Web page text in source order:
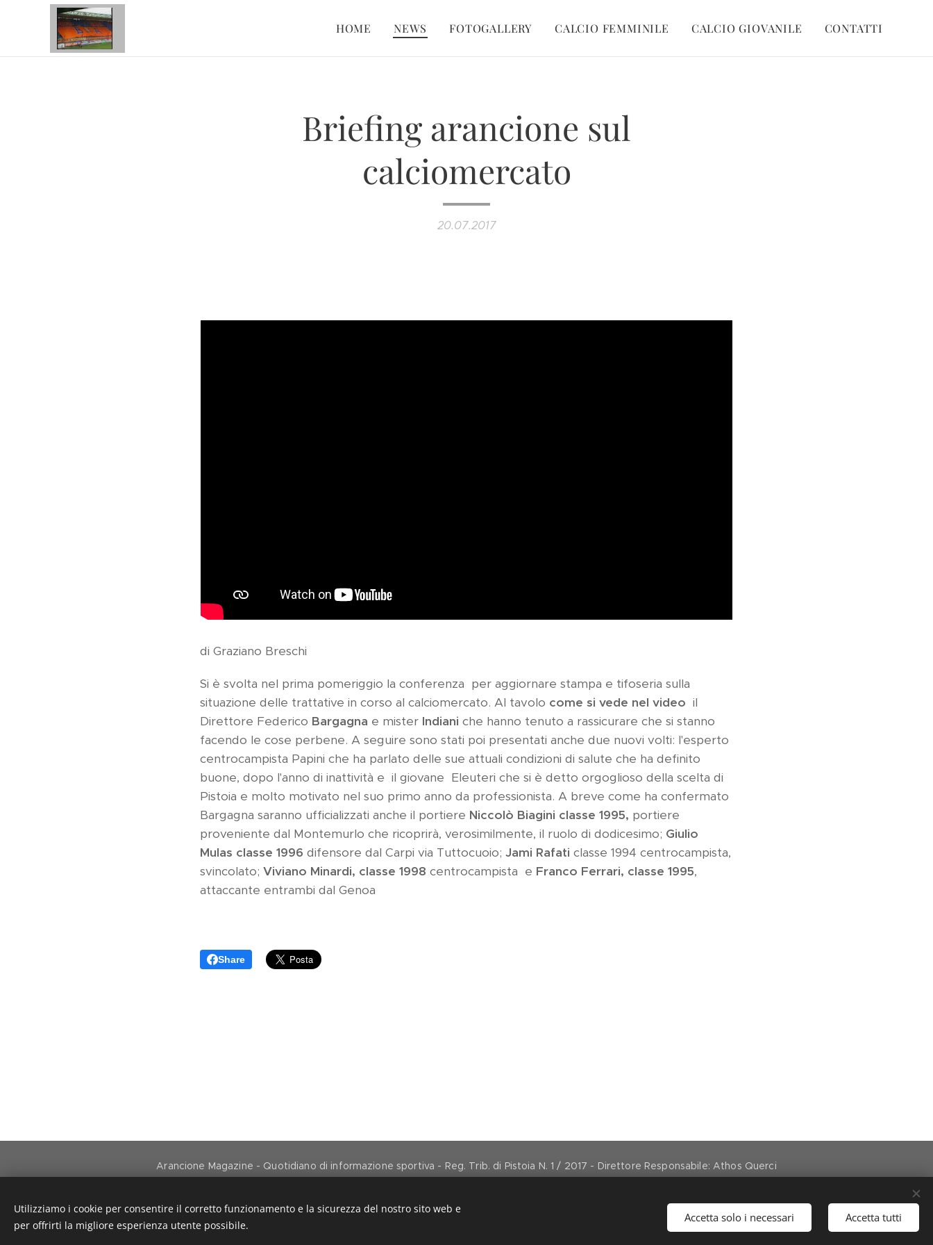
HOME NEWS FOTOGALLERY CALCIO FEMMINILE CALCIO GIOVANILE CONTATTI
Briefing arancione sul
calciomercato
20.07.2017
di Graziano Breschi
Si è svolta nel prima pomeriggio la conferenza per aggiornare stampa e tifoseria sulla
situazione delle trattative in corso al calciomercato. Al tavolo come si vede nel video il
Direttore Federico Bargagna e mister Indiani che hanno tenuto a rassicurare che si stanno
facendo le cose perbene. A seguire sono stati poi presentati anche due nuovi volti: l'esperto
centrocampista Papini che ha parlato delle sue attuali condizioni di salute che ha definito
buone, dopo l'anno di inattività e il giovane Eleuteri che si è detto orgoglioso della scelta di
Pistoia e molto motivato nel suo primo anno da professionista. A breve come ha confermato
Bargagna saranno ufficializzati anche il portiere Niccolò Biagini classe 1995, portiere
proveniente dal Montemurlo che ricoprirà, verosimilmente, il ruolo di dodicesimo; Giulio
Mulas classe 1996 difensore dal Carpi via Tuttocuoio; Jami Rafati classe 1994 centrocampista,
svincolato; Viviano Minardi, classe 1998 centrocampista e Franco Ferrari, classe 1995,
attaccante entrambi dal Genoa
Share
Arancione Magazine - Quotidiano di informazione sportiva - Reg. Trib. di Pistoia N. 1 / 2017 - Direttore Responsabile: Athos Querci
direttore@arancionemagazine.it
Utilizziamo i cookie per consentire il corretto funzionamento e la sicurezza del nostro sito web e
per offrirti la migliore esperienza utente possibile.
Accetta solo i necessari Accetta tutti